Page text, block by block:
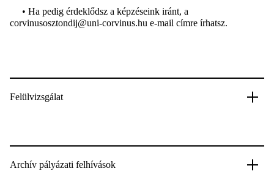
• Ha pedig érdeklődsz a képzéseink iránt, a
corvinusosztondij@uni-corvinus.hu e-mail címre írhatsz.
Felülvizsgálat
Archív pályázati felhívások